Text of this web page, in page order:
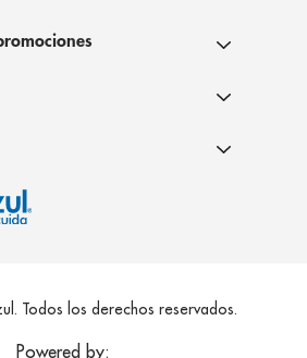
Todos los derechos reservados.
Powered by: